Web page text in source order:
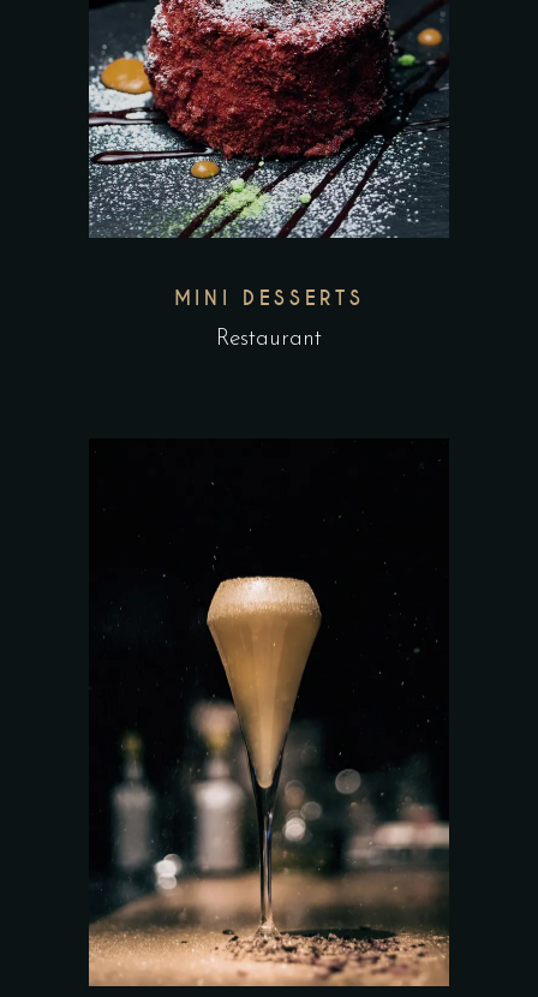
MINI DESSERTS
Restaurant